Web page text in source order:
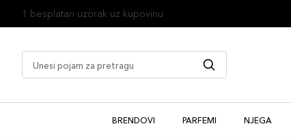
1 besplatan uzorak uz kupovinu
BRENDOVI PARFEMI NJEGA